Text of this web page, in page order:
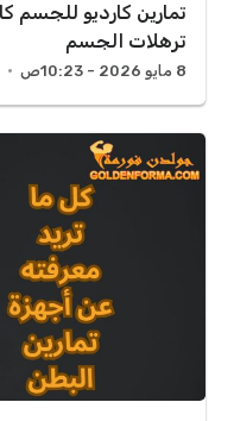
ترهلات الجسم
8 مايو 2026 - 10:23ص